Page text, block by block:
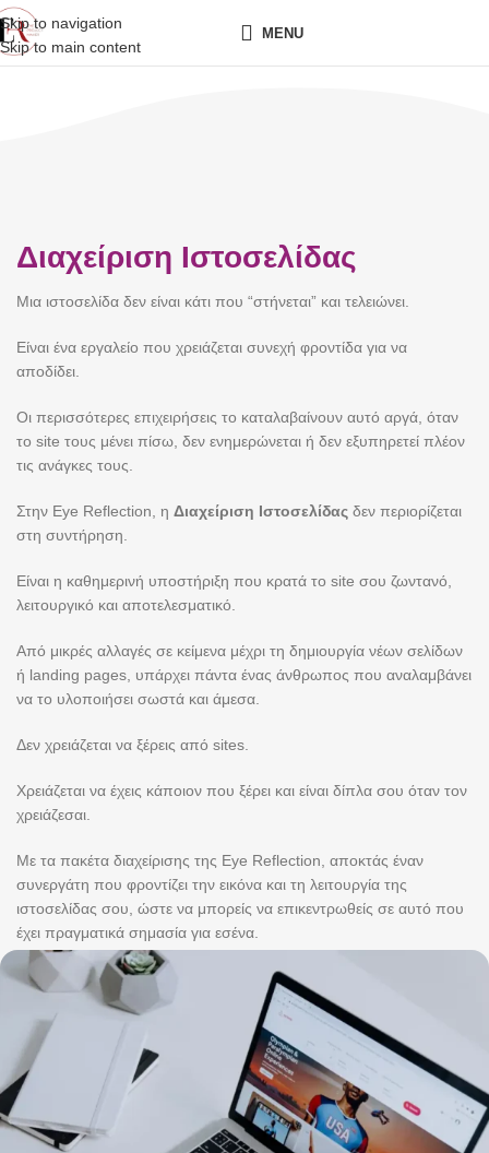
Skip to navigation
Skip to main content
MENU
Διαχείριση Ιστοσελίδας
Μια ιστοσελίδα δεν είναι κάτι που “στήνεται” και τελειώνει.
Είναι ένα εργαλείο που χρειάζεται συνεχή φροντίδα για να
αποδίδει.
Οι περισσότερες επιχειρήσεις το καταλαβαίνουν αυτό αργά, όταν
το site τους μένει πίσω, δεν ενημερώνεται ή δεν εξυπηρετεί πλέον
τις ανάγκες τους.
Στην Eye Reflection, η Διαχείριση Ιστοσελίδας δεν περιορίζεται
στη συντήρηση.
Είναι η καθημερινή υποστήριξη που κρατά το site σου ζωντανό,
λειτουργικό και αποτελεσματικό.
Από μικρές αλλαγές σε κείμενα μέχρι τη δημιουργία νέων σελίδων
ή landing pages, υπάρχει πάντα ένας άνθρωπος που αναλαμβάνει
να το υλοποιήσει σωστά και άμεσα.
Δεν χρειάζεται να ξέρεις από sites.
Χρειάζεται να έχεις κάποιον που ξέρει και είναι δίπλα σου όταν τον
χρειάζεσαι.
Με τα πακέτα διαχείρισης της Eye Reflection, αποκτάς έναν
συνεργάτη που φροντίζει την εικόνα και τη λειτουργία της
ιστοσελίδας σου, ώστε να μπορείς να επικεντρωθείς σε αυτό που
έχει πραγματικά σημασία για εσένα.